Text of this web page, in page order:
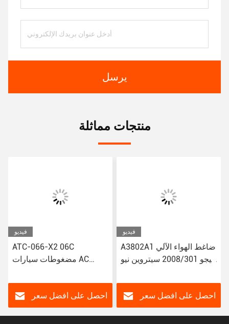
يرسل
منتجات مماثلة
فيديو
ATC-066-X2 06C
مضغوطات سيارات AC
88320-52010 883205201
احصل على افضل سعر
فيديو
A3802A1 ضاغط الهواء الآلي
لبيجو 2008/301 سيتروين نيو
JSR11T601088
احصل على افضل سعر